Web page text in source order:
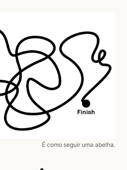
É como seguir uma abelha.